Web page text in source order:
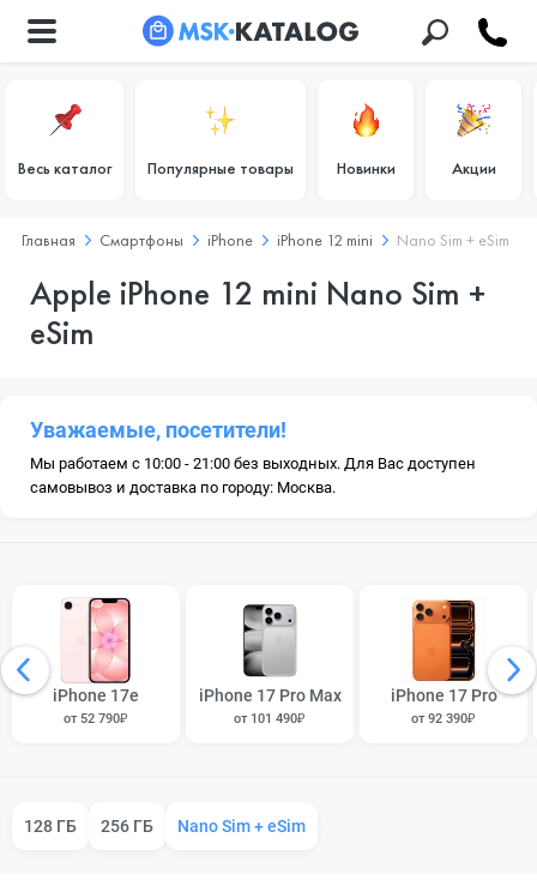
Весь каталог Популярные товары Новинки Акции
Главная Смартфоны iPhone iPhone 12 mini Nano Sim + eSim
Apple iPhone 12 mini Nano Sim +
eSim
Уважаемые, посетители!
Мы работаем с 10:00 - 21:00 без выходных. Для Вас доступен
самовывоз и доставка по городу: Москва.
iPhone 17e
от 52 790₽
iPhone 17 Pro Max
от 101 490₽
iPhone 17 Pro
от 92 390₽
128 ГБ 256 ГБ Nano Sim + eSim